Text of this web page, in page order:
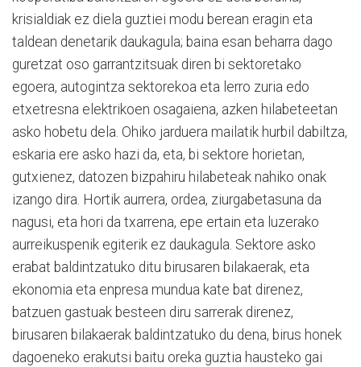
krisialdiak ez diela guztiei modu berean eragin eta
taldean denetarik daukagula; baina esan beharra dago
guretzat oso garrantzitsuak diren bi sektoretako
egoera, autogintza sektorekoa eta lerro zuria edo
etxetresna elektrikoen osagaiena, azken hilabeteetan
asko hobetu dela. Ohiko jarduera mailatik hurbil dabiltza,
eskaria ere asko hazi da, eta, bi sektore horietan,
gutxienez, datozen bizpahiru hilabeteak nahiko onak
izango dira. Hortik aurrera, ordea, ziurgabetasuna da
nagusi, eta hori da txarrena, epe ertain eta luzerako
aurreikuspenik egiterik ez daukagula. Sektore asko
erabat baldintzatuko ditu birusaren bilakaerak, eta
ekonomia eta enpresa mundua kate bat direnez,
batzuen gastuak besteen diru sarrerak direnez,
birusaren bilakaerak baldintzatuko du dena, birus honek
dagoeneko erakutsi baitu oreka guztia hausteko gai